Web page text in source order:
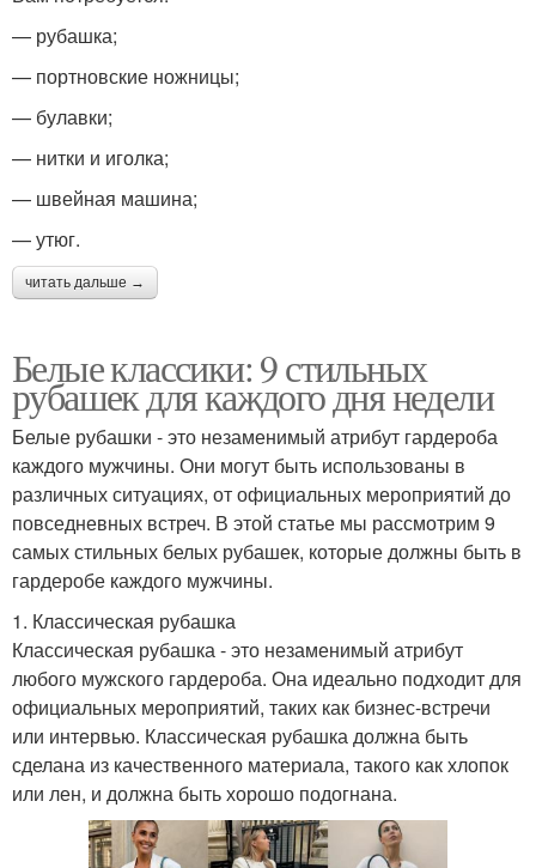
— рубашка;
— портновские ножницы;
— булавки;
— нитки и иголка;
— швейная машина;
— утюг.
читать дальше →
Белые классики: 9 стильных
рубашек для каждого дня недели
Белые рубашки - это незаменимый атрибут гардероба
каждого мужчины. Они могут быть использованы в
различных ситуациях, от официальных мероприятий до
повседневных встреч. В этой статье мы рассмотрим 9
самых стильных белых рубашек, которые должны быть в
гардеробе каждого мужчины.
1. Классическая рубашка
Классическая рубашка - это незаменимый атрибут
любого мужского гардероба. Она идеально подходит для
официальных мероприятий, таких как бизнес-встречи
или интервью. Классическая рубашка должна быть
сделана из качественного материала, такого как хлопок
или лен, и должна быть хорошо подогнана.